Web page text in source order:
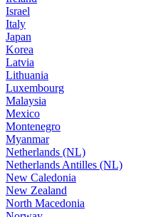
Israel
Italy
Japan
Korea
Latvia
Lithuania
Luxembourg
Malaysia
Mexico
Montenegro
Myanmar
Netherlands (NL)
Netherlands Antilles (NL)
New Caledonia
New Zealand
North Macedonia